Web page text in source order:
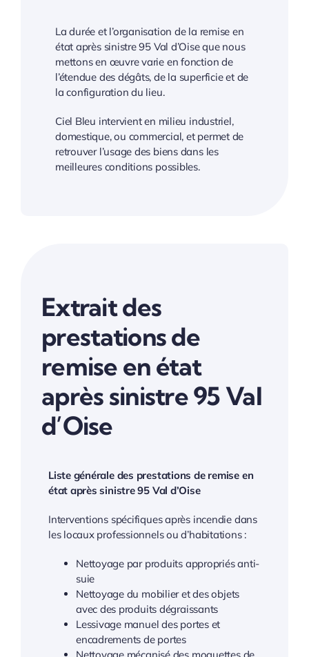
La durée et l’organisation de la remise en
état après sinistre 95 Val d’Oise que nous
mettons en œuvre varie en fonction de
l’étendue des dégâts, de la superficie et de
la configuration du lieu.
Ciel Bleu intervient en milieu industriel,
domestique, ou commercial, et permet de
retrouver l’usage des biens dans les
meilleures conditions possibles.
Extrait des
prestations de
remise en état
après sinistre 95 Val
d’Oise
Liste générale des prestations de remise en
état après sinistre 95 Val d’Oise
Interventions spécifiques après incendie dans
les locaux professionnels ou d’habitations :
Nettoyage par produits appropriés anti-
suie
Nettoyage du mobilier et des objets
avec des produits dégraissants
Lessivage manuel des portes et
encadrements de portes